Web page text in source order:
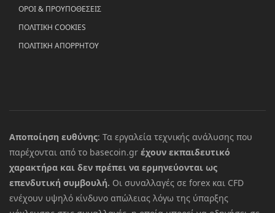
ΟΡΟΙ & ΠΡΟΥΠΟΘΕΣΕΙΣ
ΠΟΛΙΤΙΚΗ COOKIES
ΠΟΛΙΤΙΚΗ ΑΠΟΡΡΗΤΟΥ
Αποποίηση ευθύνης: Τα εργαλεία τεχνικής ανάλυσης που
παρέχονται από το basecoin.gr έχουν εκπαιδευτικό
χαρακτήρα και δεν πρέπει να ερμηνεύονται ως
επενδυτική συμβουλή. Οι συναλλαγές σε forex και CFD
ενέχουν υψηλό κίνδυνο απώλειας λόγω της ύπαρξης